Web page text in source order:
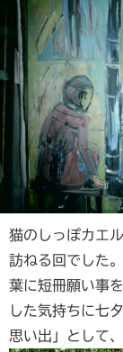
猫のしっぽカエ
訪ねる回でした
葉に短冊願い事
した気持ちに七
思い出」として